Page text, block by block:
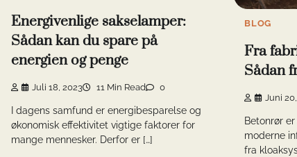
Energivenlige sakselamper:
Sådan kan du spare på
energien og penge
Juli 18, 2023 11 Min Read 0
I dagens samfund er energibesparelse og
økonomisk effektivitet vigtige faktorer for
mange mennesker. Derfor er […]
BLOG
Fra
Sådan
Juni
Betonrør
moderne
fra